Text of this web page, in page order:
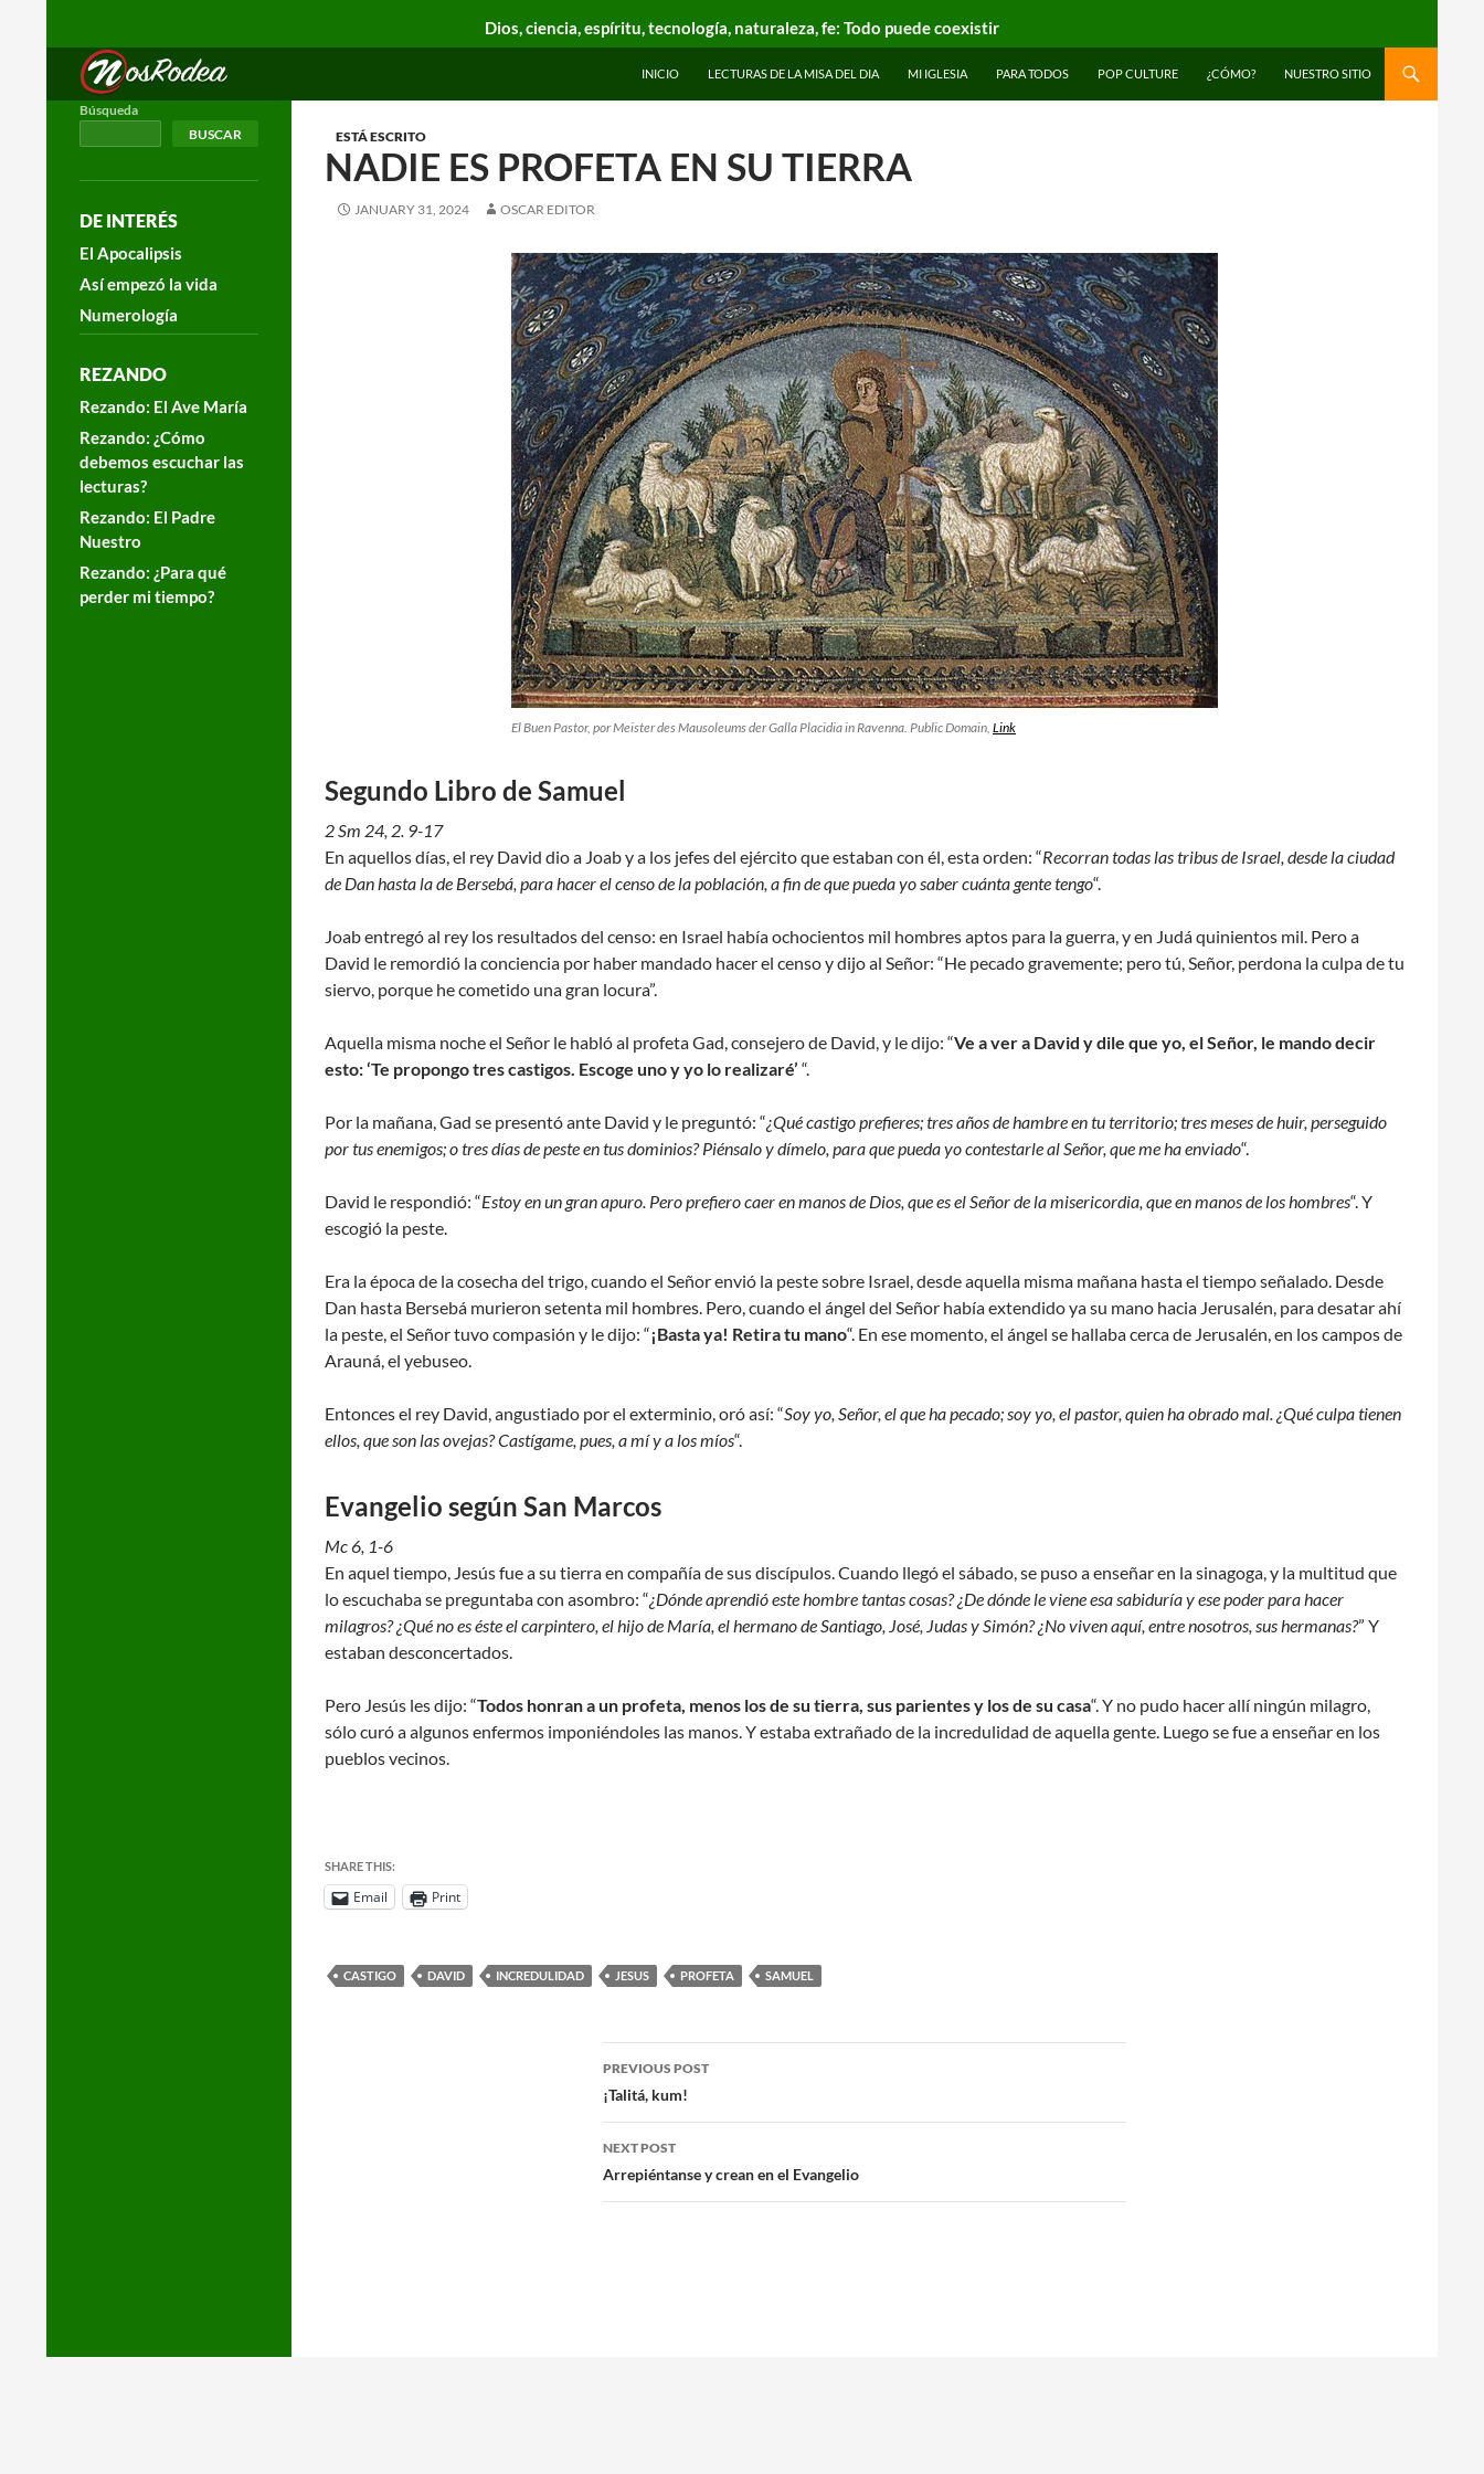
Dios, ciencia, espíritu, tecnología, naturaleza, fe: Todo puede coexistir
Nos Rodea
Search
INICIO LECTURAS DE LA MISA DEL DIA MI IGLESIA PARA TODOS POP CULTURE ¿CÓMO? NUESTRO SITIO
ESTÁ ESCRITO
NADIE ES PROFETA EN SU TIERRA
JANUARY 31, 2024 OSCAR EDITOR
El Buen Pastor, por Meister des Mausoleums der Galla Placidia in Ravenna. Public Domain, Link
Segundo Libro de Samuel
2 Sm 24, 2. 9-17
En aquellos días, el rey David dio a Joab y a los jefes del ejército que estaban con él, esta orden: “Recorran todas las tribus de Israel, desde la ciudad
de Dan hasta la de Bersebá, para hacer el censo de la población, a fin de que pueda yo saber cuánta gente tengo“.
Joab entregó al rey los resultados del censo: en Israel había ochocientos mil hombres aptos para la guerra, y en Judá quinientos mil. Pero a
David le remordió la conciencia por haber mandado hacer el censo y dijo al Señor: “He pecado gravemente; pero tú, Señor, perdona la culpa de tu
siervo, porque he cometido una gran locura”.
Aquella misma noche el Señor le habló al profeta Gad, consejero de David, y le dijo: “Ve a ver a David y dile que yo, el Señor, le mando decir
esto: ‘Te propongo tres castigos. Escoge uno y yo lo realizaré’ “.
Por la mañana, Gad se presentó ante David y le preguntó: “¿Qué castigo prefieres; tres años de hambre en tu territorio; tres meses de huir, perseguido
por tus enemigos; o tres días de peste en tus dominios? Piénsalo y dímelo, para que pueda yo contestarle al Señor, que me ha enviado“.
David le respondió: “Estoy en un gran apuro. Pero prefiero caer en manos de Dios, que es el Señor de la misericordia, que en manos de los hombres“. Y
escogió la peste.
Era la época de la cosecha del trigo, cuando el Señor envió la peste sobre Israel, desde aquella misma mañana hasta el tiempo señalado. Desde
Dan hasta Bersebá murieron setenta mil hombres. Pero, cuando el ángel del Señor había extendido ya su mano hacia Jerusalén, para desatar ahí
la peste, el Señor tuvo compasión y le dijo: “¡Basta ya! Retira tu mano“. En ese momento, el ángel se hallaba cerca de Jerusalén, en los campos de
Arauná, el yebuseo.
Entonces el rey David, angustiado por el exterminio, oró así: “Soy yo, Señor, el que ha pecado; soy yo, el pastor, quien ha obrado mal. ¿Qué culpa tienen
ellos, que son las ovejas? Castígame, pues, a mí y a los míos“.
Evangelio según San Marcos
Mc 6, 1-6
En aquel tiempo, Jesús fue a su tierra en compañía de sus discípulos. Cuando llegó el sábado, se puso a enseñar en la sinagoga, y la multitud que
lo escuchaba se preguntaba con asombro: “¿Dónde aprendió este hombre tantas cosas? ¿De dónde le viene esa sabiduría y ese poder para hacer
milagros? ¿Qué no es éste el carpintero, el hijo de María, el hermano de Santiago, José, Judas y Simón? ¿No viven aquí, entre nosotros, sus hermanas?” Y
estaban desconcertados.
Pero Jesús les dijo: “Todos honran a un profeta, menos los de su tierra, sus parientes y los de su casa“. Y no pudo hacer allí ningún milagro,
sólo curó a algunos enfermos imponiéndoles las manos. Y estaba extrañado de la incredulidad de aquella gente. Luego se fue a enseñar en los
pueblos vecinos.
SHARE THIS:
Email Print
CASTIGO DAVID INCREDULIDAD JESUS PROFETA SAMUEL
PREVIOUS POST
¡Talitá, kum!
NEXT POST
Arrepiéntanse y crean en el Evangelio
Búsqueda
BUSCAR
DE INTERÉS
El Apocalipsis
Así empezó la vida
Numerología
REZANDO
Rezando: El Ave María
Rezando: ¿Cómo
debemos escuchar las
lecturas?
Rezando: El Padre
Nuestro
Rezando: ¿Para qué
perder mi tiempo?